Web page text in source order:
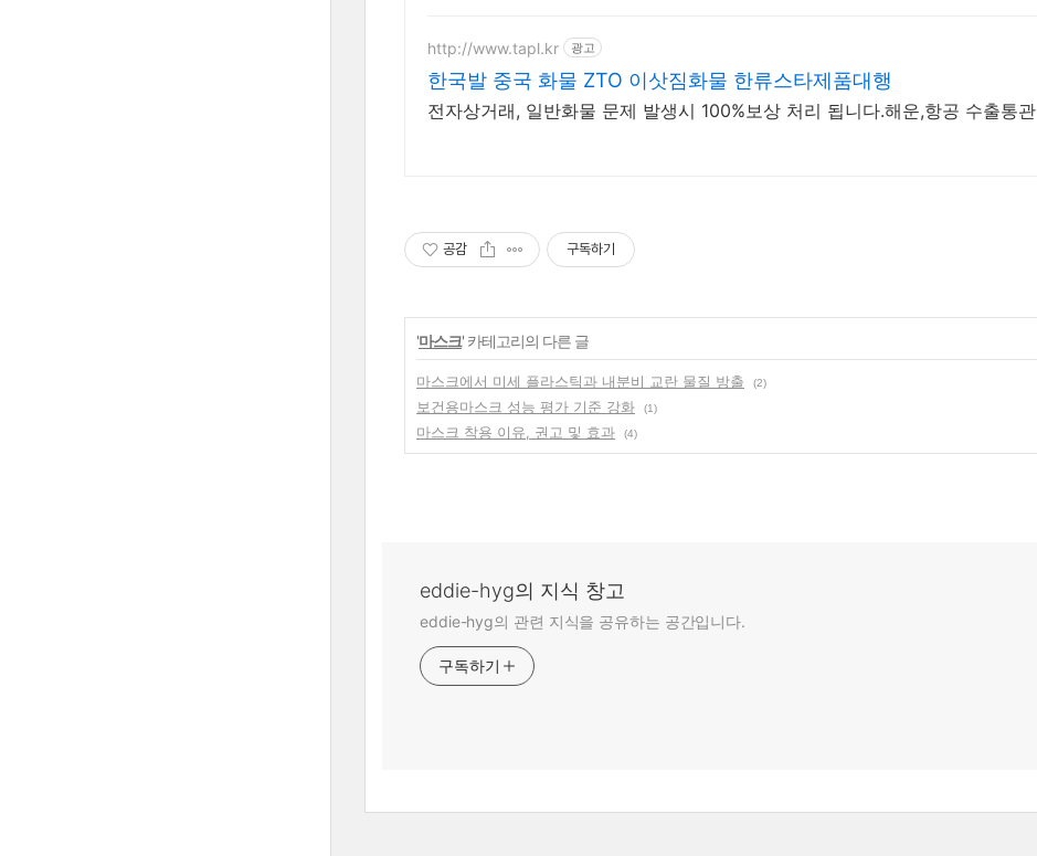
http://www.tapl.kr 광고
한국발 중국 화물 ZTO 이삿짐화물 한류스타제품대행
전자상거래, 일반화물 문제 발생시 100%보상 처리 됩니다.해운,항공 수출통관
공감 구독하기
'마스크' 카테고리의 다른 글
마스크에서 미세 플라스틱과 내분비 교란 물질 방출 (2)
보건용마스크 성능 평가 기준 강화
(1)
마스크 착용 이유, 권고 및 효과
(4)
eddie-hyg의 지식 창고
eddie-hyg의 관련 지식을 공유하는 공간입니다.
구독하기